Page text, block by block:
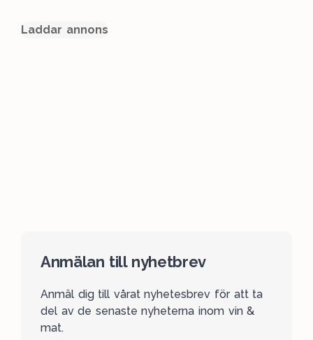
Laddar annons
Anmälan till nyhetbrev
Anmäl dig till vårat nyhetesbrev för att ta
del av de senaste nyheterna inom vin &
mat.